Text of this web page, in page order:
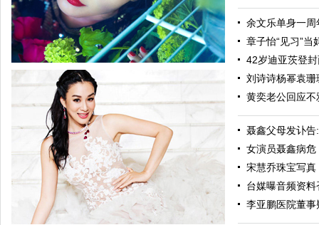
纯粹瞿颖最美新四十 光影年华如书侧听世间风雨
余文乐单身一
章子怡“见习”当
42岁迪亚茨登
刘诗诗杨幂袁
黄奕老公回应
聂鑫父母发讣
女演员聂鑫病
宋慧乔珠宝写
台媒曝音频资
李亚鹏医院董